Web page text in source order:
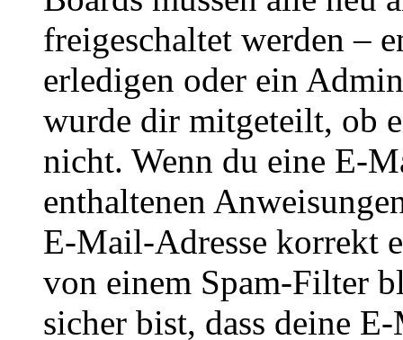
freigeschaltet werden –
erledigen oder ein
wurde dir mitgeteilt, ob
nicht. Wenn du eine E-
enthaltenen
E-Mail-Adresse korrekt
von einem Spam-Filter
sicher bist, dass deine